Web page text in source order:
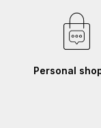
Personal